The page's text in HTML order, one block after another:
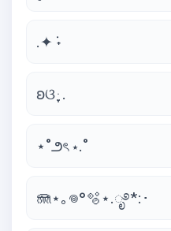
.✦ ݁˖
ʚଓ ּ ֶָ֢.
⋆˚౨ৎ ⋆.˚
🪼⋆｡𖦹°🫧⋆.ೃ࿔*:･